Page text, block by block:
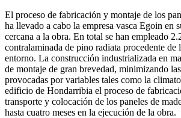
El proceso de fabricación y montaje de los
ha llevado a cabo la empresa vasca Egoin en
cercana a la obra. En total se han empleado
contralaminada de pino radiata procedente de
entorno. La construcción industrializada en
de montaje de gran brevedad, minimizando
provocadas por variables tales como la
edificio de Hondarribia el proceso de
transporte y colocación de los paneles de
hasta cuatro meses en la ejecución de la obra.